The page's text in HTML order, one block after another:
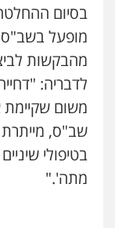
בסיום
מופעל
מהבקשות
לדבריה:
משום
שב"ס,
בטיפולי
מתה'."